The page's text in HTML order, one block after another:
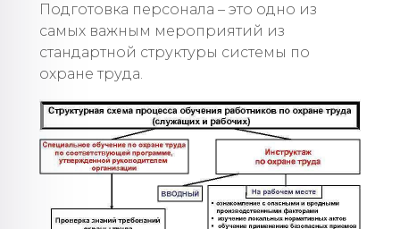
Подготовка персонала – это одно из
самых важным мероприятий из
стандартной структуры системы по
охране труда.